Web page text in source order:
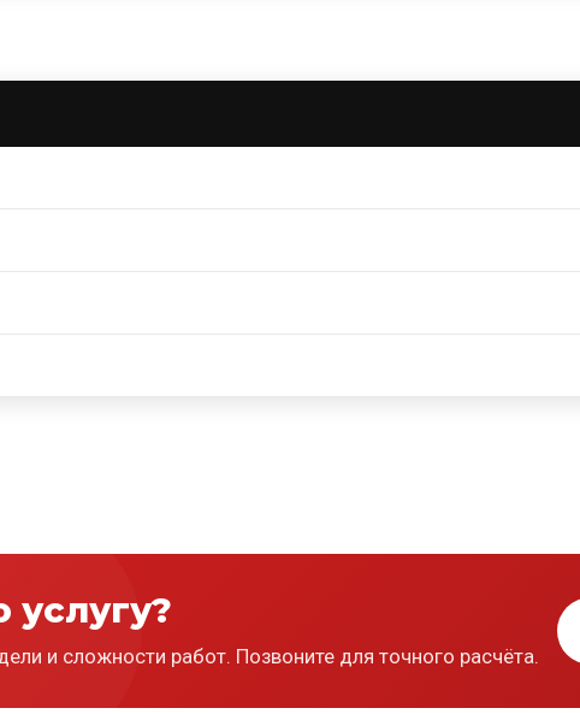
и сложности работ. Позвоните для точного расчёта.